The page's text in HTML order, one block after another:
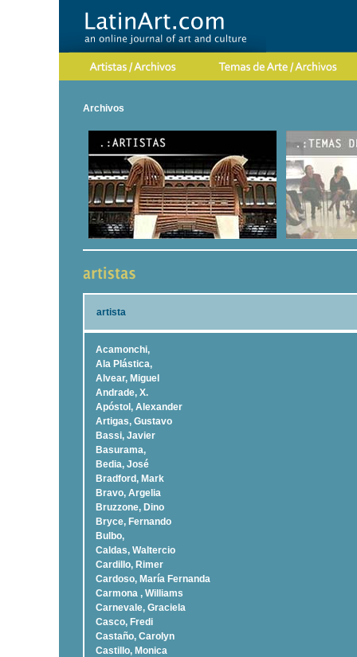
Archivos
artista
Acamonchi,
Ala Plástica,
Alvear, Miguel
Andrade, X.
Apóstol, Alexander
Artigas, Gustavo
Bassi, Javier
Basurama,
Bedia, José
Bradford, Mark
Bravo, Argelia
Bruzzone, Dino
Bryce, Fernando
Bulbo,
Caldas, Waltercio
Cardillo, Rimer
Cardoso, Marí­a Fernanda
Carmona , Williams
Carnevale, Graciela
Casco, Fredi
Castaño, Carolyn
Castillo, Monica